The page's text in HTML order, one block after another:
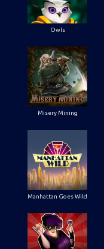
Owls
Misery Mining
Manhattan Goes Wild